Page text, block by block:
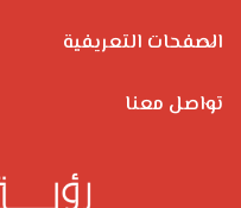
الصفحات التعريفية
تواصل معنا